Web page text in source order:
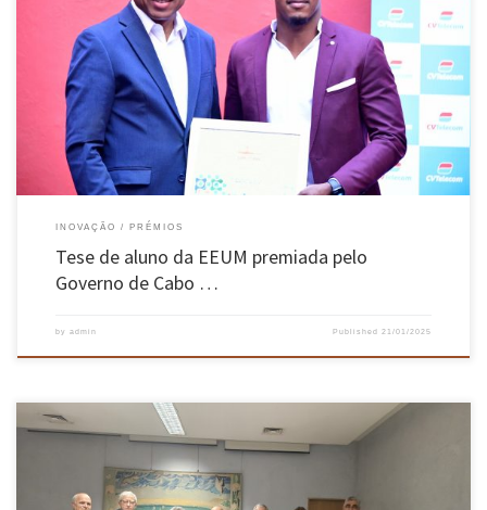
Neryvaldo Galvão, formado pela Escola de Engenharia da Universidade do Minho, recebeu o
Cabo Verde Prize for Young Scientists, por ter a melhor tese doutoral defendida no último
ano por um cidadão cabo-verdiano até aos 35 anos. O galardão, no valor de 15 mil euros, foi
entregue pelo primeiro-ministro daquele […]
INOVAÇÃO PRÉMIOS
Tese de aluno da EEUM premiada pelo
Governo de Cabo …
by admin Published 21/01/2025